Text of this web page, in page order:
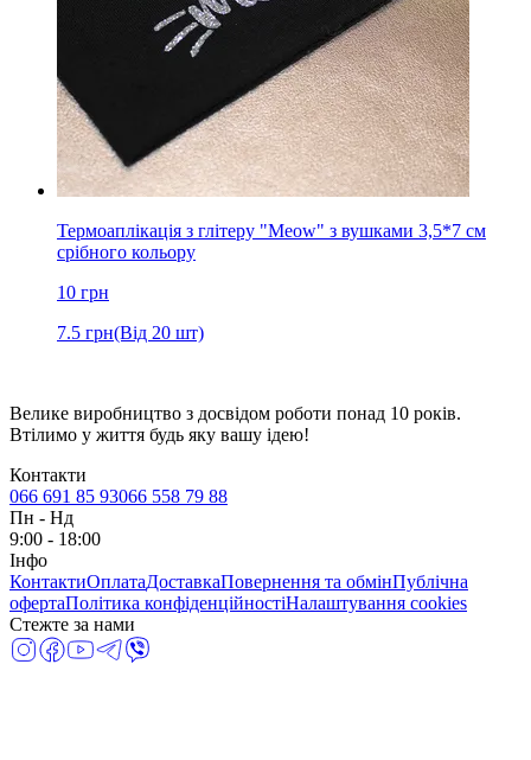
Термоаплікація з глітеру "Meow" з вушками 3,5*7 см
срібного кольору
10 грн
7.5 грн(Від 20 шт)
Велике виробництво з досвідом роботи понад 10 років.
Втілимо у життя будь яку вашу ідею!
Контакти
066 691 85 93066 558 79 88
Пн - Нд
9:00 - 18:00
Інфо
КонтактиОплатаДоставкаПовернення та обмінПублічна
офертаПолітика конфіденційностіНалаштування cookies
Стежте за нами